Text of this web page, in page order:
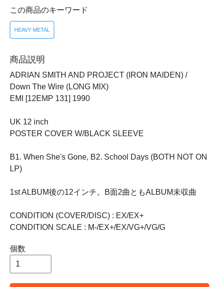
この商品のキーワード
HEAVY METAL
商品説明
ADRIAN SMITH AND PROJECT (IRON MAIDEN) /
Down The Wire (LONG MIX)
EMI [12EMP 131] 1990
UK 12 inch
POSTER COVER W/BLACK SLEEVE
B1. When She's Gone, B2. School Days (BOTH NOT ON
LP)
1st ALBUM後の12インチ。B面2曲ともALBUM未収曲
CONDITION (COVER/DISC) : EX/EX+
CONDITION SCALE : M-/EX+/EX/VG+/VG/G
個数